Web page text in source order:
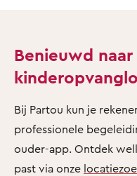
Benieuwd naar
Bij Partou kun je
professionele
ouder-app. Ontdek
past via onze